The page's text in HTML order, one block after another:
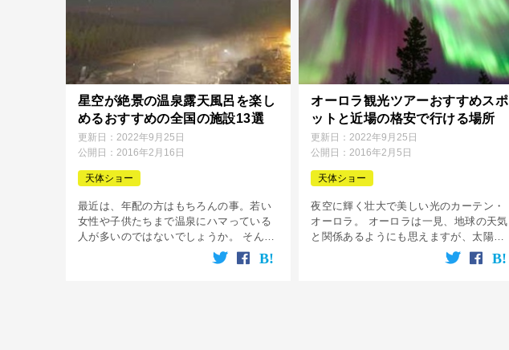
星空が絶景の温泉露天風呂を楽し
めるおすすめの全国の施設13選
更新日： 2022年9月25日
公開日： 2016年2月16日
天体ショー
最近は、年配の方はもちろんの事。若い
女性や子供たちまで温泉にハマっている
人が多いのではないでしょうか。 そんな
温泉好きなら露天風呂も楽しみたいもの
です。 ところで露天風呂と言えば、昼間
オーロラ観光ツアーおすすめスポ
ットと近場の格安で行ける場所
更新日：2022年9月25日
公開日：2016年2月5日
天体ショー
夜空に輝く壮大で美しい光のカーテン・
オーロラ。 オーロラは一見、地球の天気
と関係あるようにも思えますが、太陽風
の影響で地上の遥か上空で発生する天文
現象のひとつです。 そんな天文ショーの